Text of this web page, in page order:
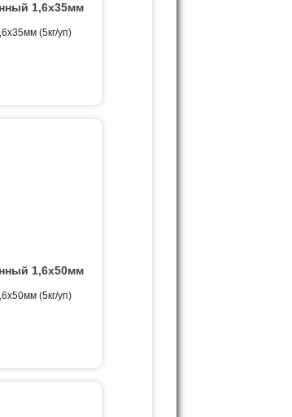
1,6х35мм
(5кг/уп)
1,6х50мм
(5кг/уп)